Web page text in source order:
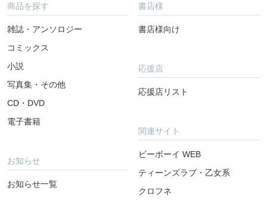
商品を探す
雑誌・アンソロジー
コミックス
小説
写真集・その他
CD・DVD
電子書籍
お知らせ
お知らせ一覧
書店様
書店様向け
応援店
応援店リスト
関連サイト
ビーボーイ WEB
ティーンズラブ・乙女系
クロフネ